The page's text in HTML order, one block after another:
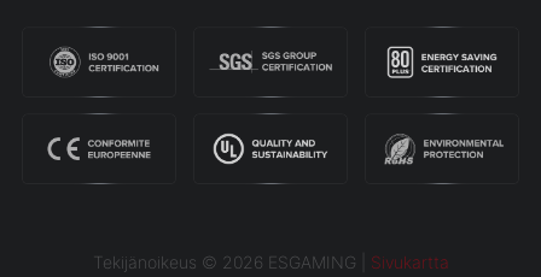
Tekijänoikeus © 2026 ESGAMING | Sivukartta